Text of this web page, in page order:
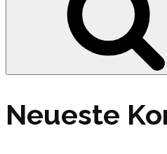
Neueste